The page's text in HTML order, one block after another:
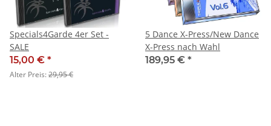
Specials4Garde 4er Set -
SALE
15,00 € *
Alter Preis:29,95 €
5 Dance X-Press/New Dance
X-Press nach Wahl
189,95 € *